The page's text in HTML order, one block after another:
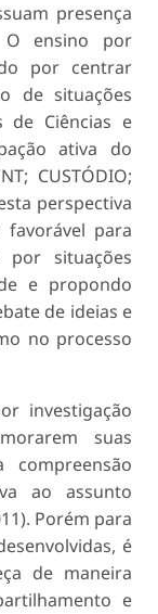
presença
O ensino por
por centrar
de situações
de Ciências e
ativa do
CUSTÓDIO;
perspectiva
para
por situações
e propondo
de ideias e
no processo
investigação
suas
compreensão
ao assunto
Porém para
é
de maneira
e